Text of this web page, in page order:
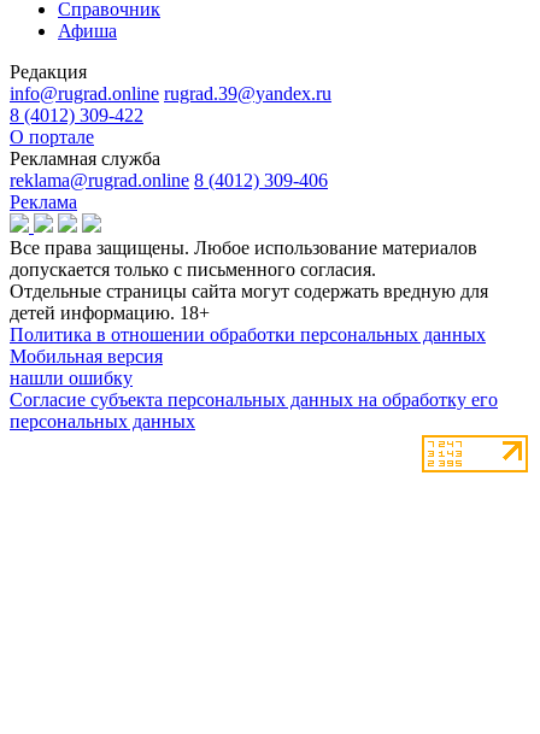
Справочник
Афиша
Редакция
info@rugrad.online rugrad.39@yandex.ru
8 (4012) 309-422
О портале
Рекламная служба
reklama@rugrad.online 8 (4012) 309-406
Реклама
Все права защищены. Любое использование материалов
допускается только с письменного согласия.
Отдельные страницы сайта могут содержать вредную для
детей информацию. 18+
Политика в отношении обработки персональных данных
Мобильная версия
нашли ошибку
Согласие субъекта персональных данных на обработку его
персональных данных